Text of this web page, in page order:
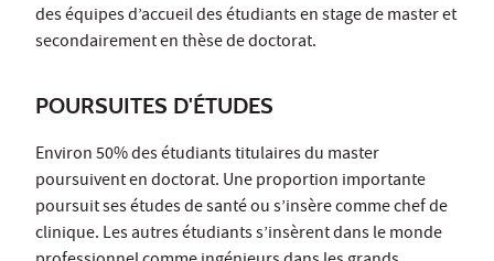
des équipes d’accueil des étudiants en stage de master et
secondairement en thèse de doctorat.
POURSUITES D'ÉTUDES
Environ 50% des étudiants titulaires du master
poursuivent en doctorat. Une proportion importante
poursuit ses études de santé ou s’insère comme chef de
clinique. Les autres étudiants s’insèrent dans le monde